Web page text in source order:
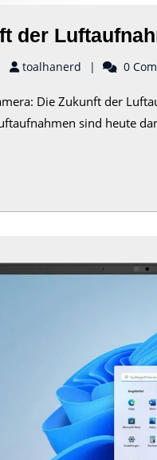
der
toalhanerd toalhanerd
0
Die Zukunft der
sind heute